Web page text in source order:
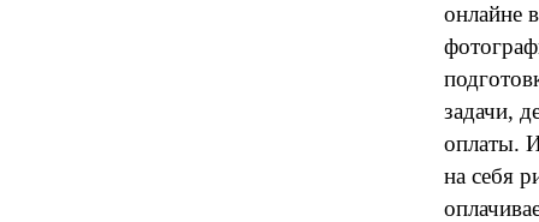
онлайне
задачи,
оплаты.
на себя